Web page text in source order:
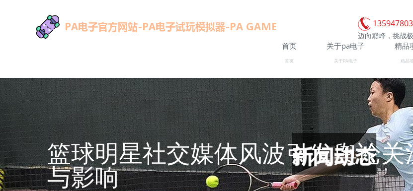
迈向巅峰，挑战
首页
首页
关于pa电子
关于PA电子
精品
精品
篮球明星社交媒体风波引发舆论
与影响